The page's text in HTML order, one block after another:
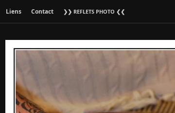
Liens Contact ❯❯ REFLETS PHOTO ❮❮